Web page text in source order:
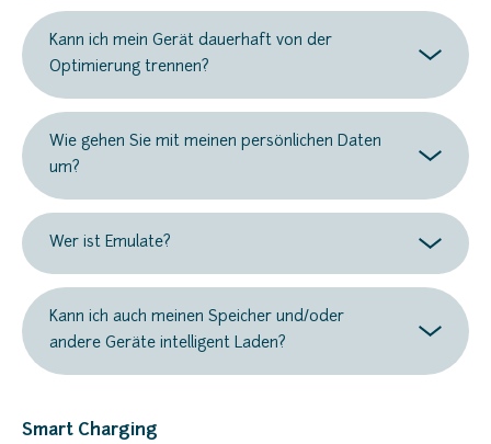
Kann ich mein Gerät dauerhaft von der
Optimierung trennen?
Wie gehen Sie mit meinen persönlichen Daten
um?
Wer ist Emulate?
Kann ich auch meinen Speicher und/oder
andere Geräte intelligent Laden?
Smart Charging